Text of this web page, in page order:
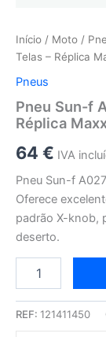
Início / Moto /
Telas – Réplica
Pneus
Pneu Sun-f
Réplica
64 € IVA
Pneu Sun-f
Oferece
padrão X-knob,
deserto.
REF: 121411450